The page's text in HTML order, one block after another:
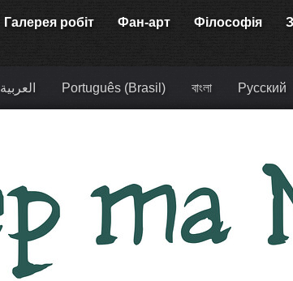
Галерея робіт Фан-арт Філософія
العربية Português (Brasil) বাংলা Русский